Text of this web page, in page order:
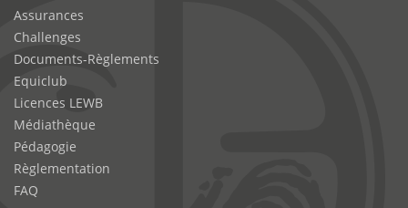
Assurances
Challenges
Documents-Règlements
Equiclub
Licences LEWB
Médiathèque
Pédagogie
Règlementation
FAQ